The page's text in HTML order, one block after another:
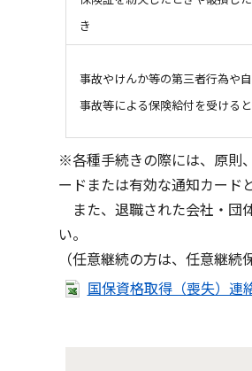
き
事故やけんか等の第三者行為や
事故等による保険給付を受ける
※各種手続きの際には、原則
ードまたは有効な通知カード
また、退職された会社・団
い。
（任意継続の方は、任意継続
国保資格取得（喪失）連